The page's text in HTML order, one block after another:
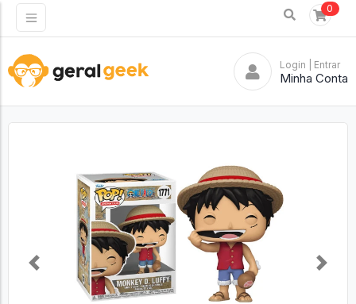
0
Login | Entrar
Minha Conta
Previous Next